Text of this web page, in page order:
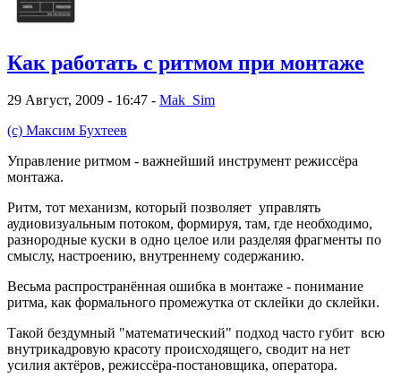
Как работать с ритмом при монтаже
29 Август, 2009 - 16:47 - Mak_Sim
(с) Максим Бухтеев
Управление ритмом - важнейший инструмент режиссёра
монтажа.
Ритм, тот механизм, который позволяет управлять
аудиовизуальным потоком, формируя, там, где необходимо,
разнородные куски в одно целое или разделяя фрагменты по
смыслу, настроению, внутреннему содержанию.
Весьма распространённая ошибка в монтаже - понимание
ритма, как формального промежутка от склейки до склейки.
Такой бездумный "математический" подход часто губит всю
внутрикадровую красоту происходящего, сводит на нет
усилия актёров, режиссёра-постановщика, оператора.